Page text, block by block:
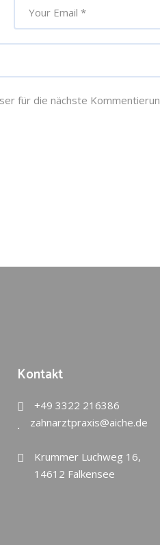
für die nächste
Kontakt
+49 3322 216386
zahnarztpraxis@aiche.de
Krummer Luchweg 16,
14612 Falkensee